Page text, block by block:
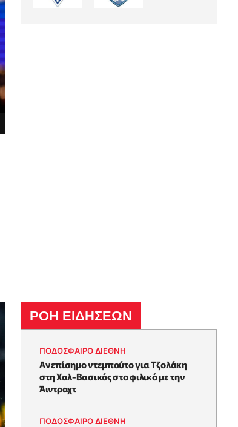
ΡΟΗ ΕΙΔΗΣΕΩΝ
ΠΟΔΟΣΦΑΙΡΟ ΔΙΕΘΝΗ
Ανεπίσημο ντεμπούτο για Τζολάκη
στη Χαλ-Βασικός στο φιλικό με την
Άιντραχτ
ΠΟΔΟΣΦΑΙΡΟ ΔΙΕΘΝΗ